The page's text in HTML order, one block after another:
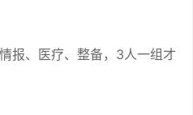
报、医疗、整备，3人一组才